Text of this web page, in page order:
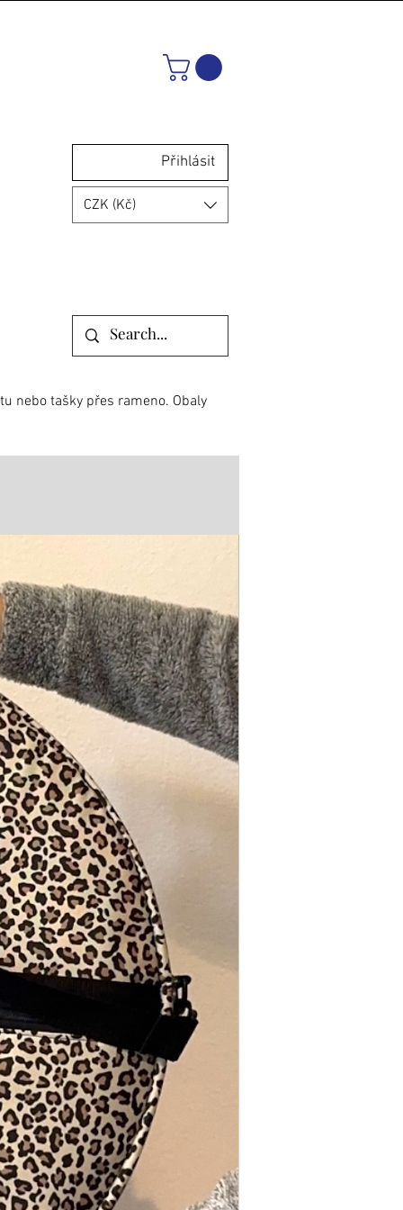
Přihlásit
CZK (Kč)
nebo tašky přes rameno. Obaly